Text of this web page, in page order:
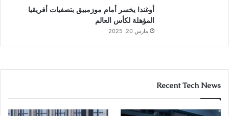
أوغندا يخسر أمام موزمبيق بتصفيات أفريقيا
المؤهلة لكأس العالم
مارس 20, 2025
Recent Tech News